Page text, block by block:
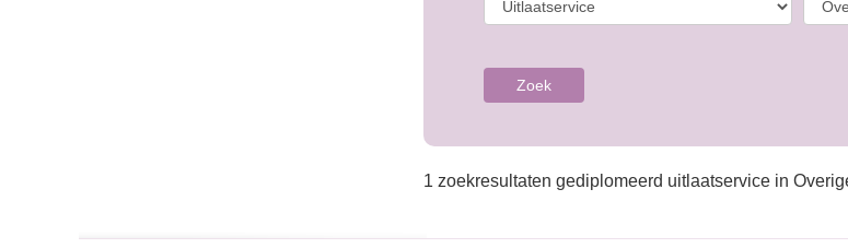
Zoek
1 zoekresultaten gediplomeerd uitlaatservice in